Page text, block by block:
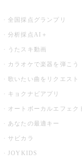
全国採点グランプリ
分析採点AI＋
うたスキ動画
カラオケで楽器を弾こう
歌いたい曲をリクエスト
キョクナビアプリ
オートボーカルエフェク
あなたの最適キー
サビカラ
JOYKIDS